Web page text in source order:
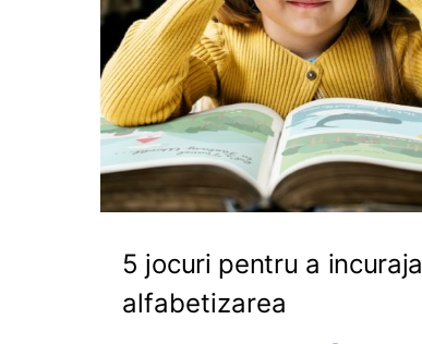
5 jocuri pentru a incuraja
alfabetizarea